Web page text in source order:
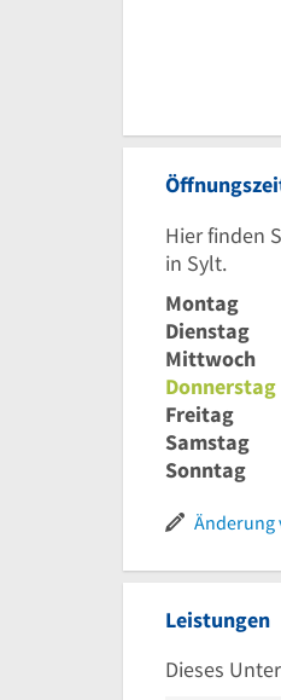
Hier finden
in Sylt.
Montag
Dienstag
Mittwoch
Donnerstag
Freitag
Samstag
Sonntag
Änderung
Leistungen
Dieses